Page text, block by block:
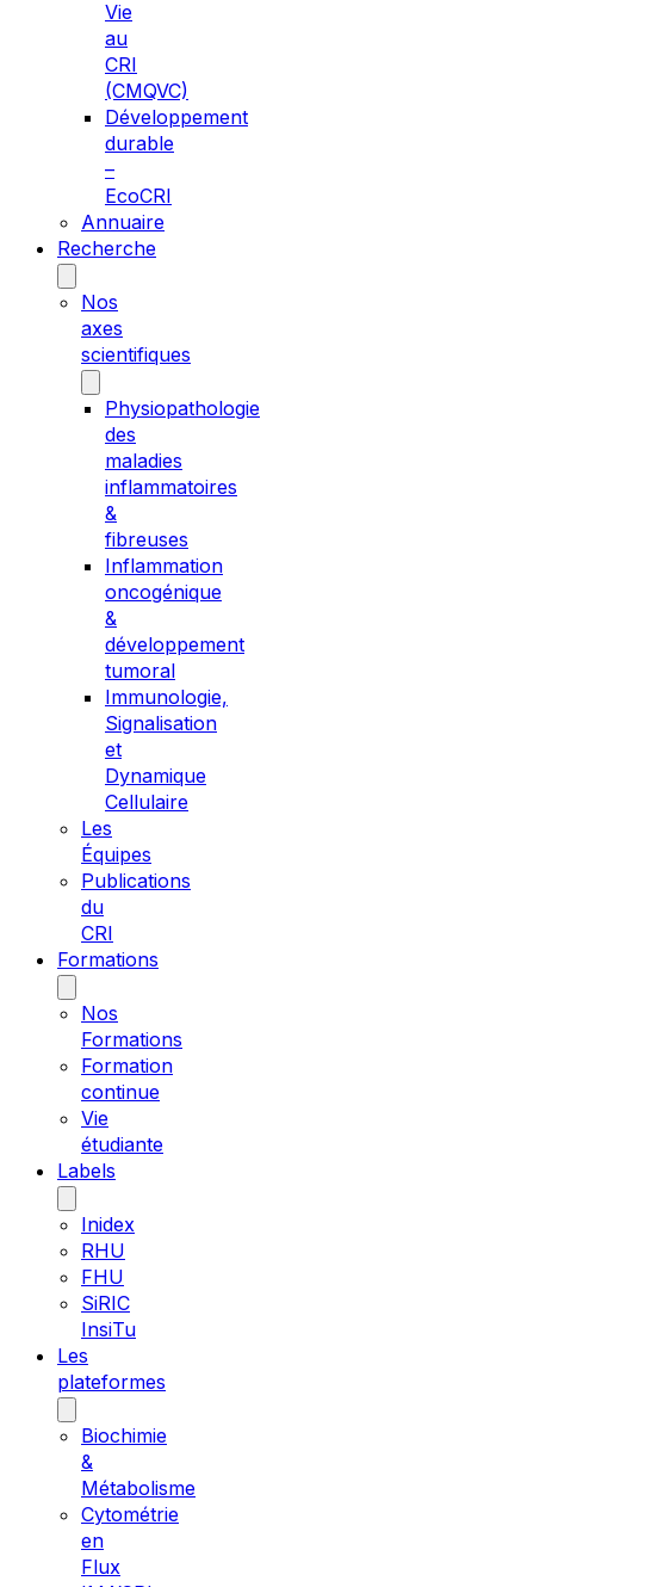
Vie
au
CRI
(CMQVC)
Développement
durable
–
EcoCRI
Annuaire
Recherche
Nos
axes
scientifiques
Physiopathologie
des
maladies
inflammatoires
&
fibreuses
Inflammation
oncogénique
&
développement
tumoral
Immunologie,
Signalisation
et
Dynamique
Cellulaire
Les
Équipes
Publications
du
CRI
Formations
Nos
Formations
Formation
continue
Vie
étudiante
Labels
Inidex
RHU
FHU
SiRIC
InsiTu
Les
plateformes
Biochimie
&
Métabolisme
Cytométrie
en
Flux